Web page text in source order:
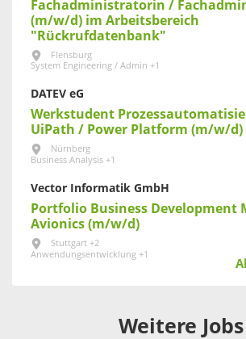
Fachadministratorin /
(m/w/d) im Arbeitsbereich
"Rückrufdatenbank"
Flensburg
System Engineering / Admin +1
DATEV eG
Werkstudent
UiPath / Power Platform (m/w/d)
Nürnberg
Business Analysis +1
Vector Informatik GmbH
Portfolio Business Development
Avionics (m/w/d)
Stuttgart +2
Anwendungsentwicklung +1
Weitere Jobs